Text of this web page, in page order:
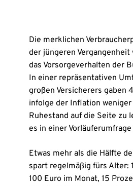
Die merklichen
der jüngeren Vergangenheit
das Vorsorgeverhalten der
In einer repräsentativen
großen Versicherers gaben
infolge der Inflation
Ruhestand auf die Seite zu
es in einer
Etwas mehr als die Hälfte
spart regelmäßig fürs Alter:
100 Euro im Monat, 15